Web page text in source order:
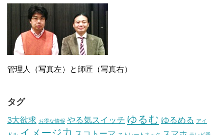
管理人（写真左）と師匠（写真右）
タグ
3大欲求 お得な情報 やる気スイッチ ゆるむ ゆるめる アイ
イメージ力